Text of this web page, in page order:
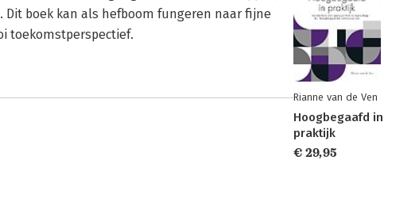
boek kan als hefboom fungeren naar fijne
toekomstperspectief.
Rianne van de Ven
Hoogbegaafd in
praktijk
€ 29,95